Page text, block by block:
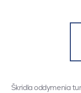
Škridla oddymenia